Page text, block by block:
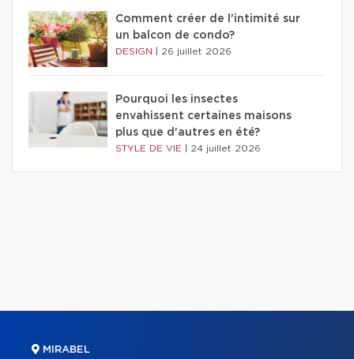
Comment créer de l'intimité sur
un balcon de condo?
DESIGN 26 juillet 2026
Pourquoi les insectes
envahissent certaines maisons
plus que d'autres en été?
STYLE DE VIE 24 juillet 2026
MIRABEL